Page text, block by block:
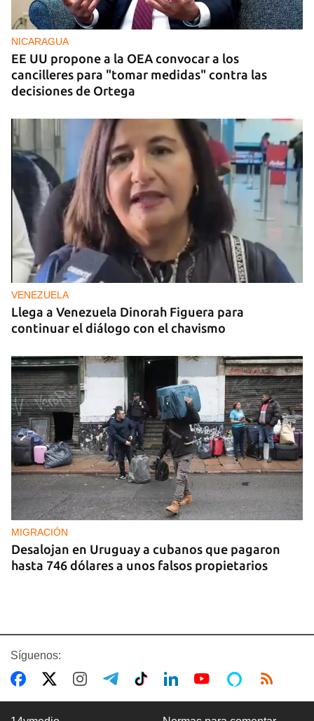
La CIA actúa en Cuba para crear fisuras en la
cúpula del poder y desbancar al sector duro
NICARAGUA
EE UU propone a la OEA convocar a los
cancilleres para "tomar medidas" contra las
decisiones de Ortega
VENEZUELA
Llega a Venezuela Dinorah Figuera para
continuar el diálogo con el chavismo
MIGRACIÓN
Desalojan en Uruguay a cubanos que pagaron
hasta 746 dólares a unos falsos propietarios
Síguenos: